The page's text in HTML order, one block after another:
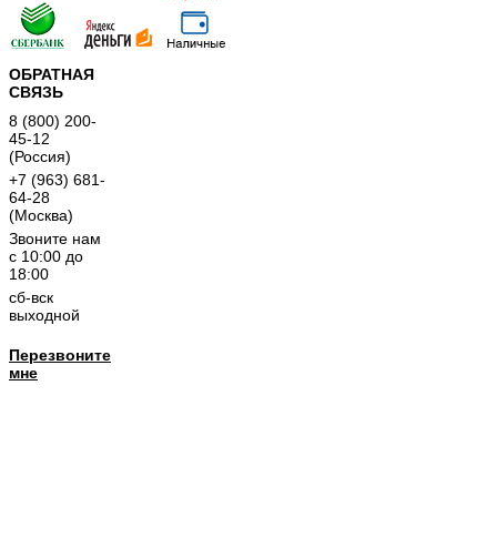
ОБРАТНАЯ
СВЯЗЬ
8 (800) 200-
45-12
(Россия)
+7 (963) 681-
64-28
(Москва)
Звоните нам
с 10:00 до
18:00
сб-вск
выходной
Перезвоните
мне